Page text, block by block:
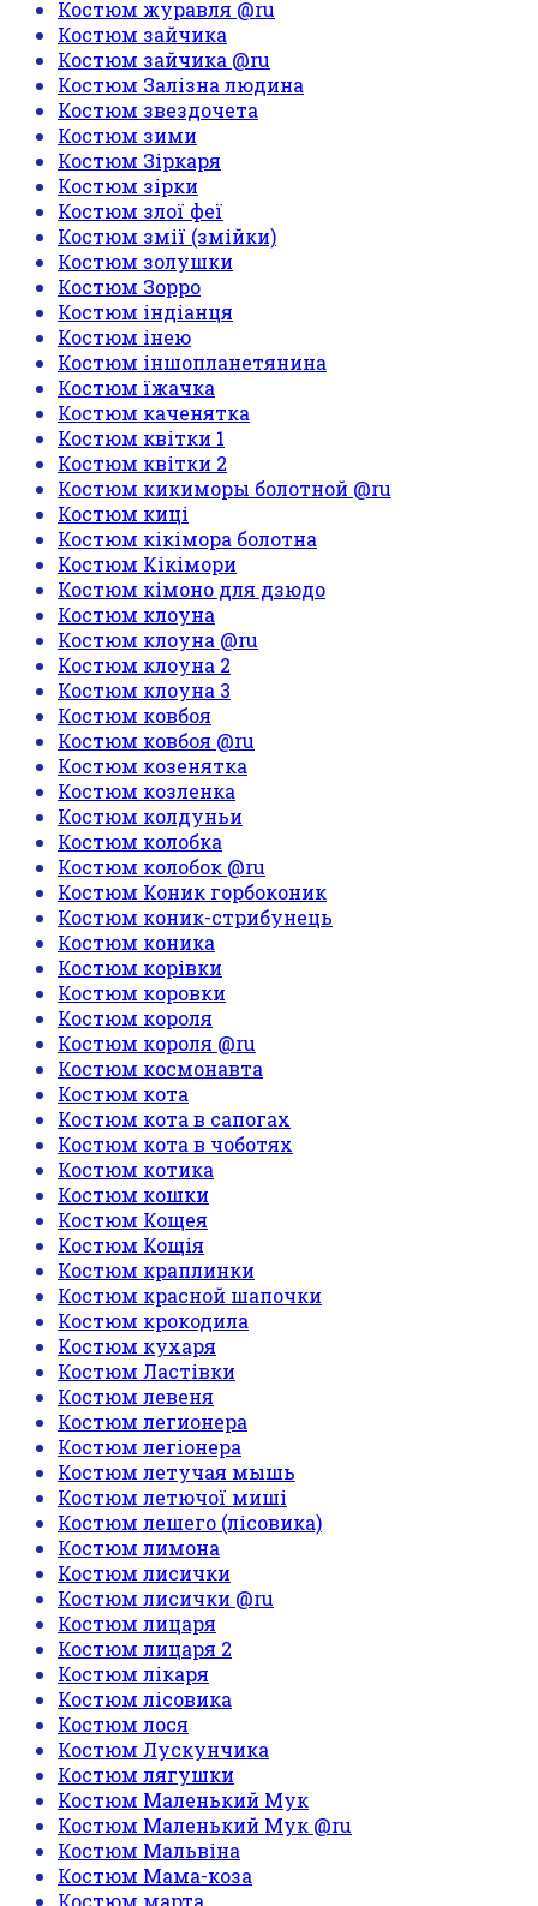
Костюм журавля @ru
Костюм зайчика
Костюм зайчика @ru
Костюм Залізна людина
Костюм звездочета
Костюм зими
Костюм Зіркаря
Костюм зірки
Костюм злої феї
Костюм змії (змійки)
Костюм золушки
Костюм Зорро
Костюм індіанця
Костюм інею
Костюм іншопланетянина
Костюм їжачка
Костюм каченятка
Костюм квітки 1
Костюм квітки 2
Костюм кикиморы болотной @ru
Костюм киці
Костюм кікімора болотна
Костюм Кікімори
Костюм кімоно для дзюдо
Костюм клоуна
Костюм клоуна @ru
Костюм клоуна 2
Костюм клоуна 3
Костюм ковбоя
Костюм ковбоя @ru
Костюм козенятка
Костюм козленка
Костюм колдуньи
Костюм колобка
Костюм колобок @ru
Костюм Коник горбоконик
Костюм коник-стрибунець
Костюм коника
Костюм корівки
Костюм коровки
Костюм короля
Костюм короля @ru
Костюм космонавта
Костюм кота
Костюм кота в сапогах
Костюм кота в чоботях
Костюм котика
Костюм кошки
Костюм Кощея
Костюм Кощія
Костюм краплинки
Костюм красной шапочки
Костюм крокодила
Костюм кухаря
Костюм Ластівки
Костюм левеня
Костюм легионера
Костюм легіонера
Костюм летучая мышь
Костюм летючої миші
Костюм лешего (лісовика)
Костюм лимона
Костюм лисички
Костюм лисички @ru
Костюм лицаря
Костюм лицаря 2
Костюм лікаря
Костюм лісовика
Костюм лося
Костюм Лускунчика
Костюм лягушки
Костюм Маленький Мук
Костюм Маленький Мук @ru
Костюм Мальвіна
Костюм Мама-коза
Костюм марта